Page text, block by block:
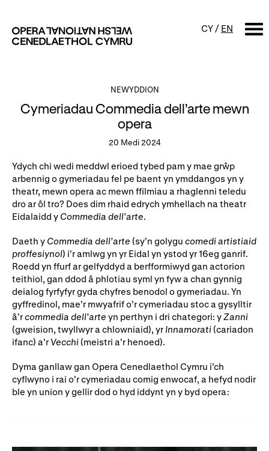
CY / EN
Digwyddiadur
Cynyrchiadau
Cyngherddau
Digwyddiadau am ddim a
Digwyddiadau i'r teulu
Perfformiad Hygyrch
Amdanom ni
Ein hanes
Gyrfaoedd WNO
Darganfod opera
Digwyddiadau a Phrofiadau
Gwasanaethau technegol
Cymryd rhan
Ysgolion, Colegau a
Côr Cysur
NEWYDDION
Cymeriadau Commedia dell’arte mewn
opera
20 Medi 2024
Ydych chi wedi meddwl erioed tybed pam y mae grŵp
arbennig o gymeriadau fel pe baent yn ymddangos yn y
theatr, mewn opera ac mewn ffilmiau a rhaglenni teledu
dro ar ôl tro? Does dim rhaid edrych ymhellach na theatr
Eidalaidd y Commedia dell’arte.
Daeth y Commedia dell’arte (sy’n golygu comedi artistiaid
proffesiynol) i’r amlwg yn yr Eidal yn ystod yr 16eg ganrif.
Roedd yn ffurf ar gelfyddyd a berfformiwyd gan actorion
teithiol, gan ddod â phlotiau syml yn fyw a chan gynnig
deialog fyrfyfyr gyda chyfres benodol o gymeriadau. Yn
gyffredinol, mae’r mwyafrif o’r cymeriadau stoc a gysylltir
â’rcommedia dell’arte yn perthyn i dri chategori: yZanni
(gweision, twyllwyr a chlowniaid), yr Innamorati (cariadon
ifanc) a’r Vecchi (meistri a’r henoed).
Dyma ganllaw gan Opera Cenedlaethol Cymru i’ch
cyflwyno i rai o’r cymeriadau comig enwocaf, a hefyd nodir
ble yn union y gellir dod o hyd iddynt yn y byd opera: